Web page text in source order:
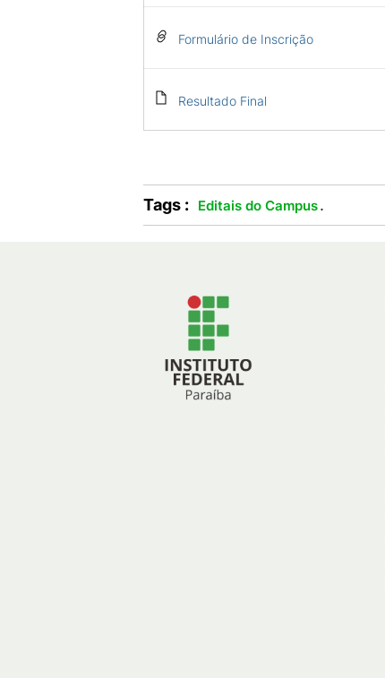
Formulário de Inscrição
Resultado Final
Tags : Editais do Campus.